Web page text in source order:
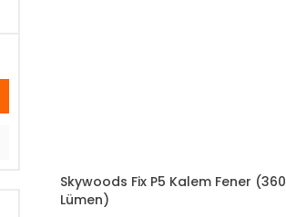
Skywoods Fix P5 Kalem Fener (360
Lümen)